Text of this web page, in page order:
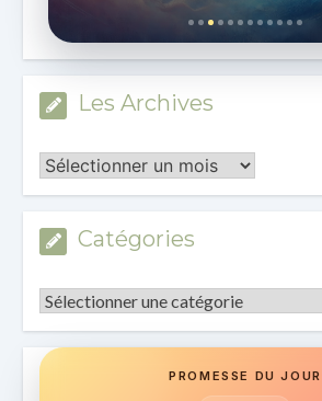
Les Archives
Les
Archives
Catégories
Catégories
PROMESSE DU JOUR